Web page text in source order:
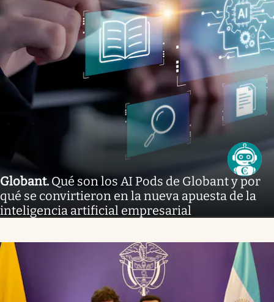
Globant.Qué son los AI Pods de Globant y por
qué se convirtieron en la nueva apuesta de la
inteligencia artificial empresarial